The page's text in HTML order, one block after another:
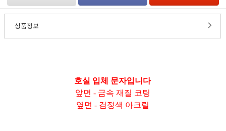
상품정보
호실 입체 문자입니다
앞면 - 금속 재질 코팅
옆면 - 검정색 아크릴